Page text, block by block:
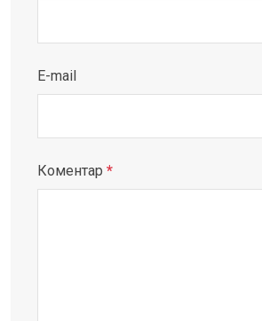
E-mail
Коментар *